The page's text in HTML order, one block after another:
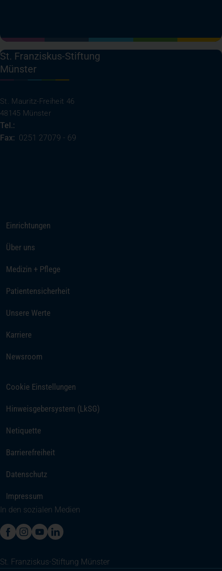
St. Franziskus-Stiftung
Münster
St. Mauritz-Freiheit 46
48145 Münster
Tel.:
Fax: 0251 27079 - 69
Einrichtungen
Über uns
Medizin + Pflege
Patientensicherheit
Unsere Werte
Karriere
Newsroom
Cookie Einstellungen
Hinweisgebersystem (LkSG)
Netiquette
Barrierefreiheit
Datenschutz
Impressum
In den sozialen Medien
St. Franziskus-Stiftung Münster